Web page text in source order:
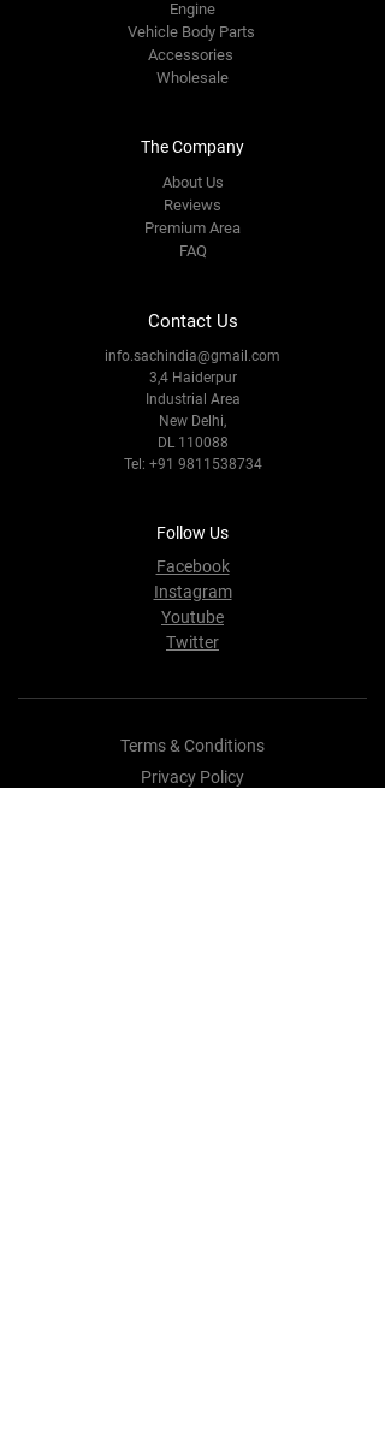
Engine
Vehicle Body Parts
Accessories
Wholesale
The Company
About Us
Reviews
Premium Area
FAQ
Contact Us
info.sachindia@gmail.com
3,4 Haiderpur
Industrial Area
New Delhi,
DL 110088
Tel: +91 9811538734
Follow Us
Facebook
Instagram
Youtube
Twitter
Terms & Conditions
Privacy Policy